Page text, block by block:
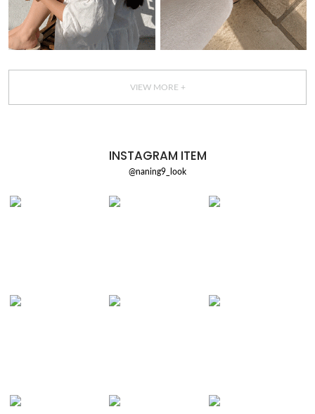
VIEW MORE +
INSTAGRAM ITEM
@naning9_look